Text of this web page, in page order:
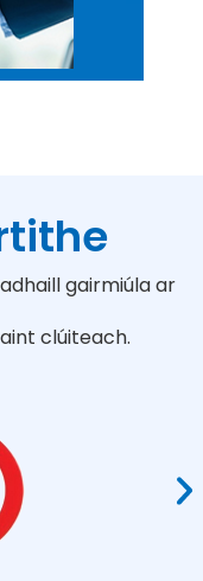
gairmiúla ar
clúiteach.